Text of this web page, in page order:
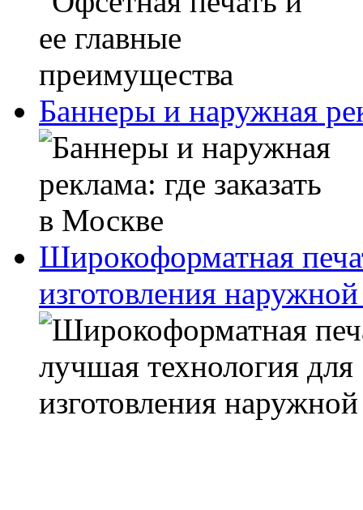
Баннеры и наружная
Широкоформатная
изготовления